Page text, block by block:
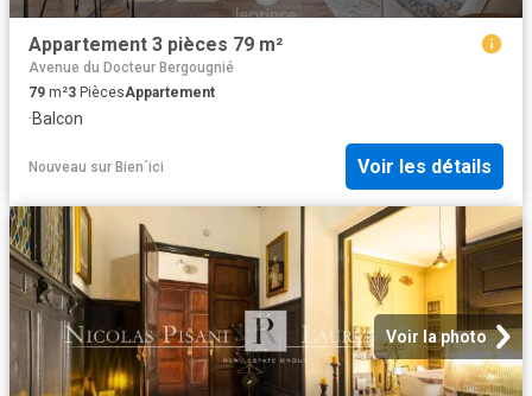
Appartement 3 pièces 79 m²
Avenue du Docteur Bergougnié
79 m²3 PiècesAppartement
·Balcon
Nouveau sur Bien´ici Voir les détails
Voir la photo